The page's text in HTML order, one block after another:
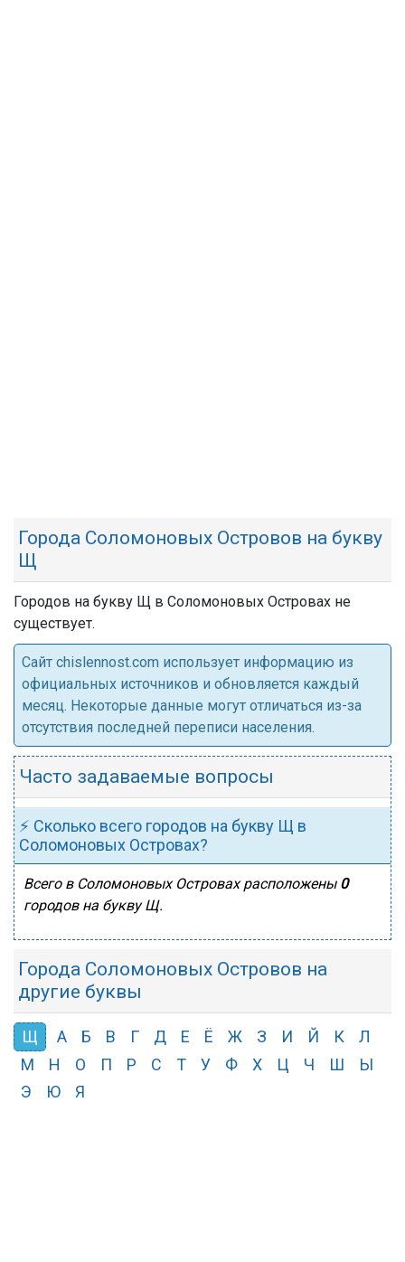
Города Соломоновых Островов на букву
Щ
Городов на букву Щ в Соломоновых Островах не
существует.
Cайт chislennost.com использует информацию из
официальных источников и обновляется каждый
месяц. Некоторые данные могут отличаться из-за
отсутствия последней переписи населения.
Часто задаваемые вопросы
⚡ Сколько всего городов на букву Щ в
Соломоновых Островах?
Всего в Соломоновых Островах расположены 0
городов на букву Щ.
Города Соломоновых Островов на
другие буквы
Щ А Б В Г Д Е Ё Ж З И Й К
Л
М
Н О П Р С Т У Ф Х Ц Ч Ш
Ы
Э
Ю Я